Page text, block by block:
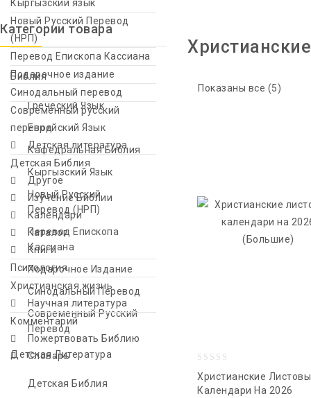
Кыргызский язык
Новый Русский Перевод
(НРП)
Перевод Епископа Кассиана
Подарочное издание
Синодальный перевод
Современный русский
перевод
Детская литература
Детская Библия
Другое
Изучение Библии
Календари
Каталог
Книги
Психология
Христианская жизнь
Научная литература
Комментарий
Пожертвовать Библию
Словарь
Показаны все (5)
out
Христианские
Календари На 2026
Категории товара
Библия
Греческий Язык
Еврейский Язык
Кафедральная Библия
Кыргызский Язык
Новый Русский
Перевод (НРП)
Перевод Епископа
Кассиана
Подарочное Издание
Синодальный Перевод
Современный Русский
Перевод
Детская Литература
Детская Библия